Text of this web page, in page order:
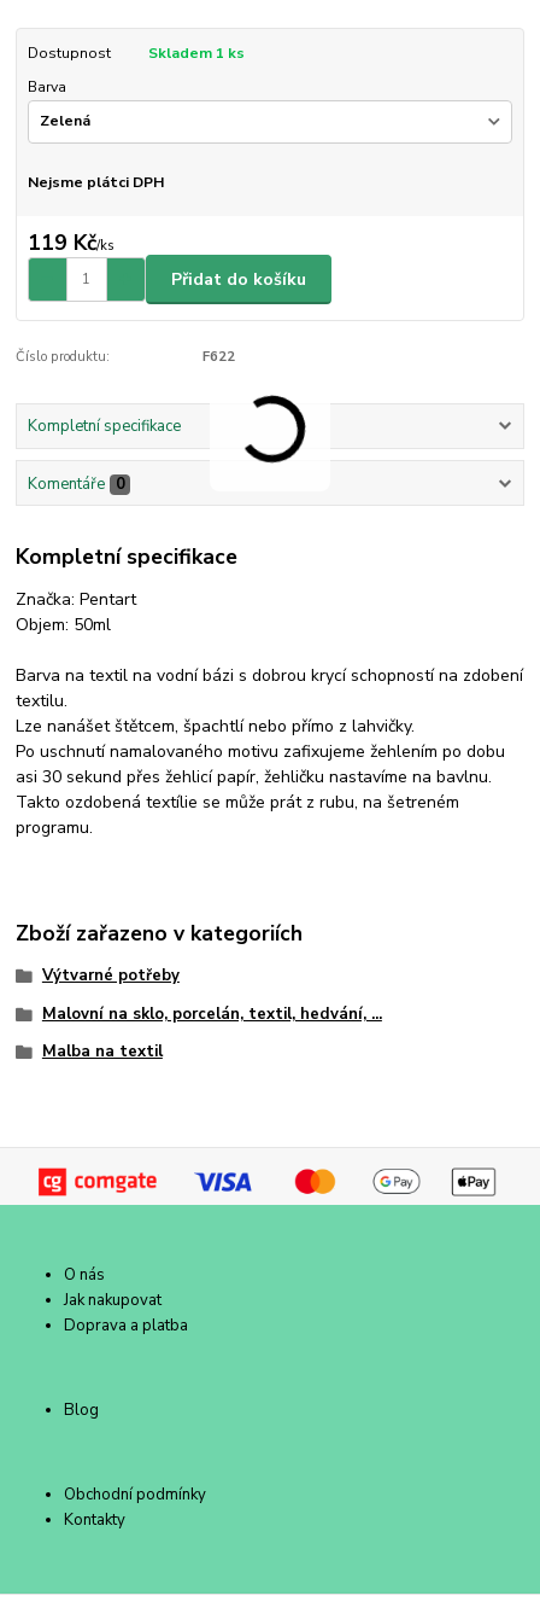
Dostupnost
Skladem 1 ks
Barva
Nejsme plátci DPH
119 Kč/ks
Přidat do košíku
Číslo produktu: F622
Kompletní specifikace
Komentáře 0
Kompletní specifikace
Značka: Pentart
Objem: 50ml
Barva na textil na vodní bázi s dobrou krycí schopností na zdobení
textilu.
Lze nanášet štětcem, špachtlí nebo přímo z lahvičky.
Po uschnutí namalovaného motivu zafixujeme žehlením po dobu
asi 30 sekund přes žehlicí papír, žehličku nastavíme na bavlnu.
Takto ozdobená textílie se může prát z rubu, na šetreném
programu.
Zboží zařazeno v kategoriích
Výtvarné potřeby
Malovní na sklo, porcelán, textil, hedvání, ...
Malba na textil
O nás
Jak nakupovat
Doprava a platba
Blog
Obchodní podmínky
Kontakty